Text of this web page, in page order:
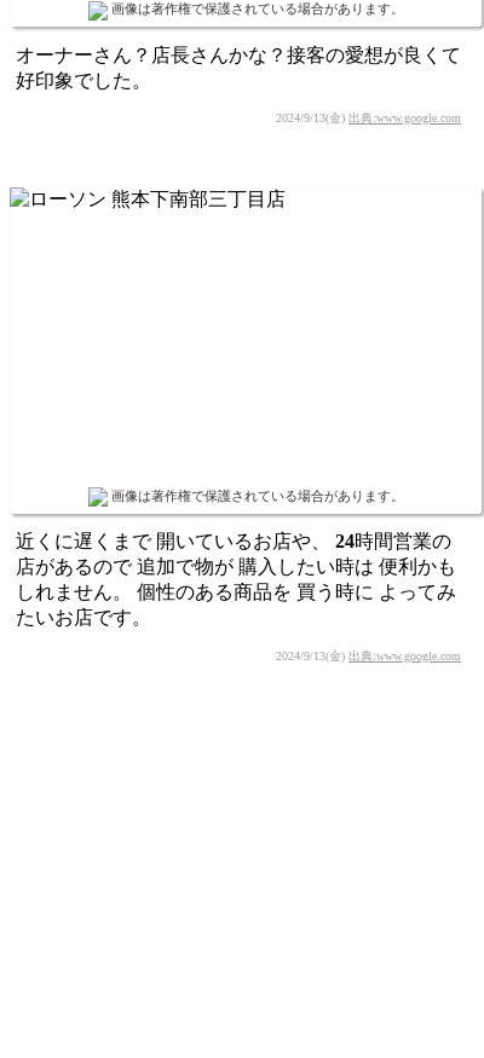
画像は著作権で保護されている場合があります。
オーナーさん？店長さんかな？接客の愛想が良くて
好印象でした。
2024/9/13(金) 出典:www.google.com
画像は著作権で保護されている場合があります。
近くに遅くまで 開いているお店や、 24時間営業の
店があるので 追加で物が 購入したい時は 便利かも
しれません。 個性のある商品を 買う時に よってみ
たいお店です。
2024/9/13(金) 出典:www.google.com